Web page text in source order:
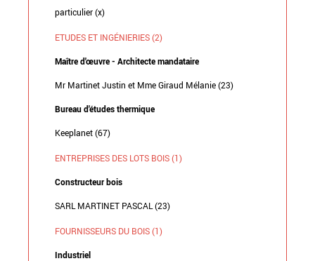
particulier (x)
ETUDES ET INGÉNIERIES (2)
Maître d'œuvre - Architecte mandataire
Mr Martinet Justin et Mme Giraud Mélanie (23)
Bureau d'études thermique
Keeplanet (67)
ENTREPRISES DES LOTS BOIS (1)
Constructeur bois
SARL MARTINET PASCAL (23)
FOURNISSEURS DU BOIS (1)
Industriel